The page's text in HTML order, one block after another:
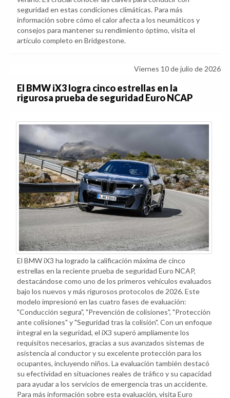
seguridad en estas condiciones climáticas. Para más
información sobre cómo el calor afecta a los neumáticos y
consejos para mantener su rendimiento óptimo, visita el
artículo completo en Bridgestone.
Viernes 10 de julio de 2026
El BMW iX3 logra cinco estrellas en la
rigurosa prueba de seguridad Euro NCAP
El BMW iX3 ha logrado la calificación máxima de cinco
estrellas en la reciente prueba de seguridad Euro NCAP,
destacándose como uno de los primeros vehículos evaluados
bajo los nuevos y más rigurosos protocolos de 2026. Este
modelo impresionó en las cuatro fases de evaluación:
"Conducción segura", "Prevención de colisiones", "Protección
ante colisiones" y "Seguridad tras la colisión". Con un enfoque
integral en la seguridad, el iX3 superó ampliamente los
requisitos necesarios, gracias a sus avanzados sistemas de
asistencia al conductor y su excelente protección para los
ocupantes, incluyendo niños. La evaluación también destacó
su efectividad en situaciones reales de tráfico y su capacidad
para ayudar a los servicios de emergencia tras un accidente.
Para más información sobre esta evaluación, visita Euro